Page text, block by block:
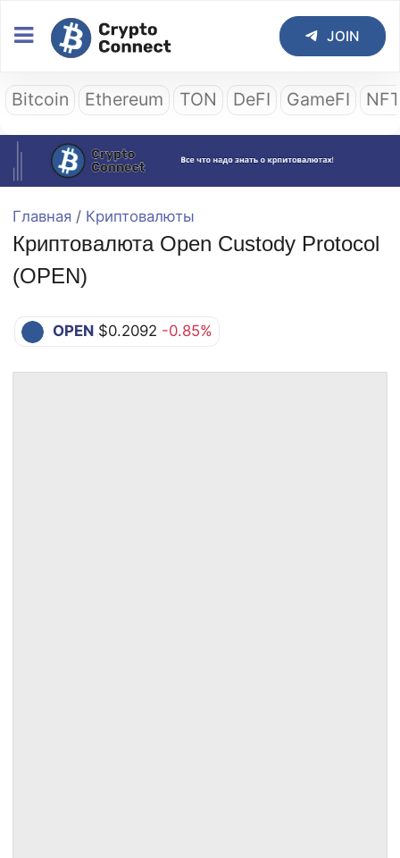
JOIN
Bitcoin Ethereum TON DeFI GameFI
Главная / Криптовалюты
Криптовалюта Open Custody Protocol
(OPEN)
OPEN $0.2092 -0.85%